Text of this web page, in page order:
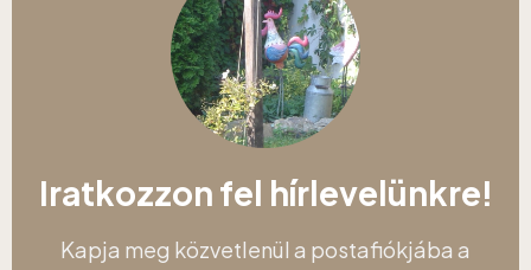
Iratkozzon fel hírlevelünkre!
Kapja meg közvetlenül a postafiókjába a